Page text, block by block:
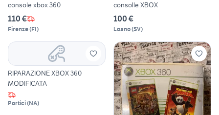
console xbox 360
110 €
Firenze(FI)
consolle XBOX
100 €
Loano(SV)
RIPARAZIONE XBOX 360
MODIFICATA
Portici(NA)